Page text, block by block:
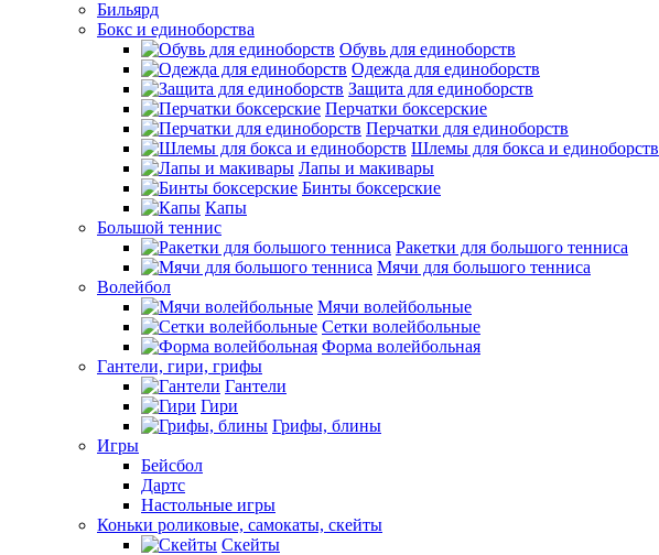
Бильярд
Бокс и единоборства
Обувь для единоборств
Одежда для единоборств
Защита для единоборств
Перчатки боксерские
Перчатки для единоборств
Шлемы для бокса и единоборств
Лапы и макивары
Бинты боксерские
Капы
Большой теннис
Ракетки для большого тенниса
Мячи для большого тенниса
Волейбол
Мячи волейбольные
Сетки волейбольные
Форма волейбольная
Гантели, гири, грифы
Гантели
Гири
Грифы, блины
Игры
Бейсбол
Дартс
Настольные игры
Коньки роликовые, самокаты, скейты
Скейты